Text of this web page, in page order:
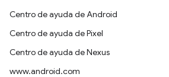
Centro de ayuda de Android
Centro de ayuda de Pixel
Centro de ayuda de Nexus
www.android.com